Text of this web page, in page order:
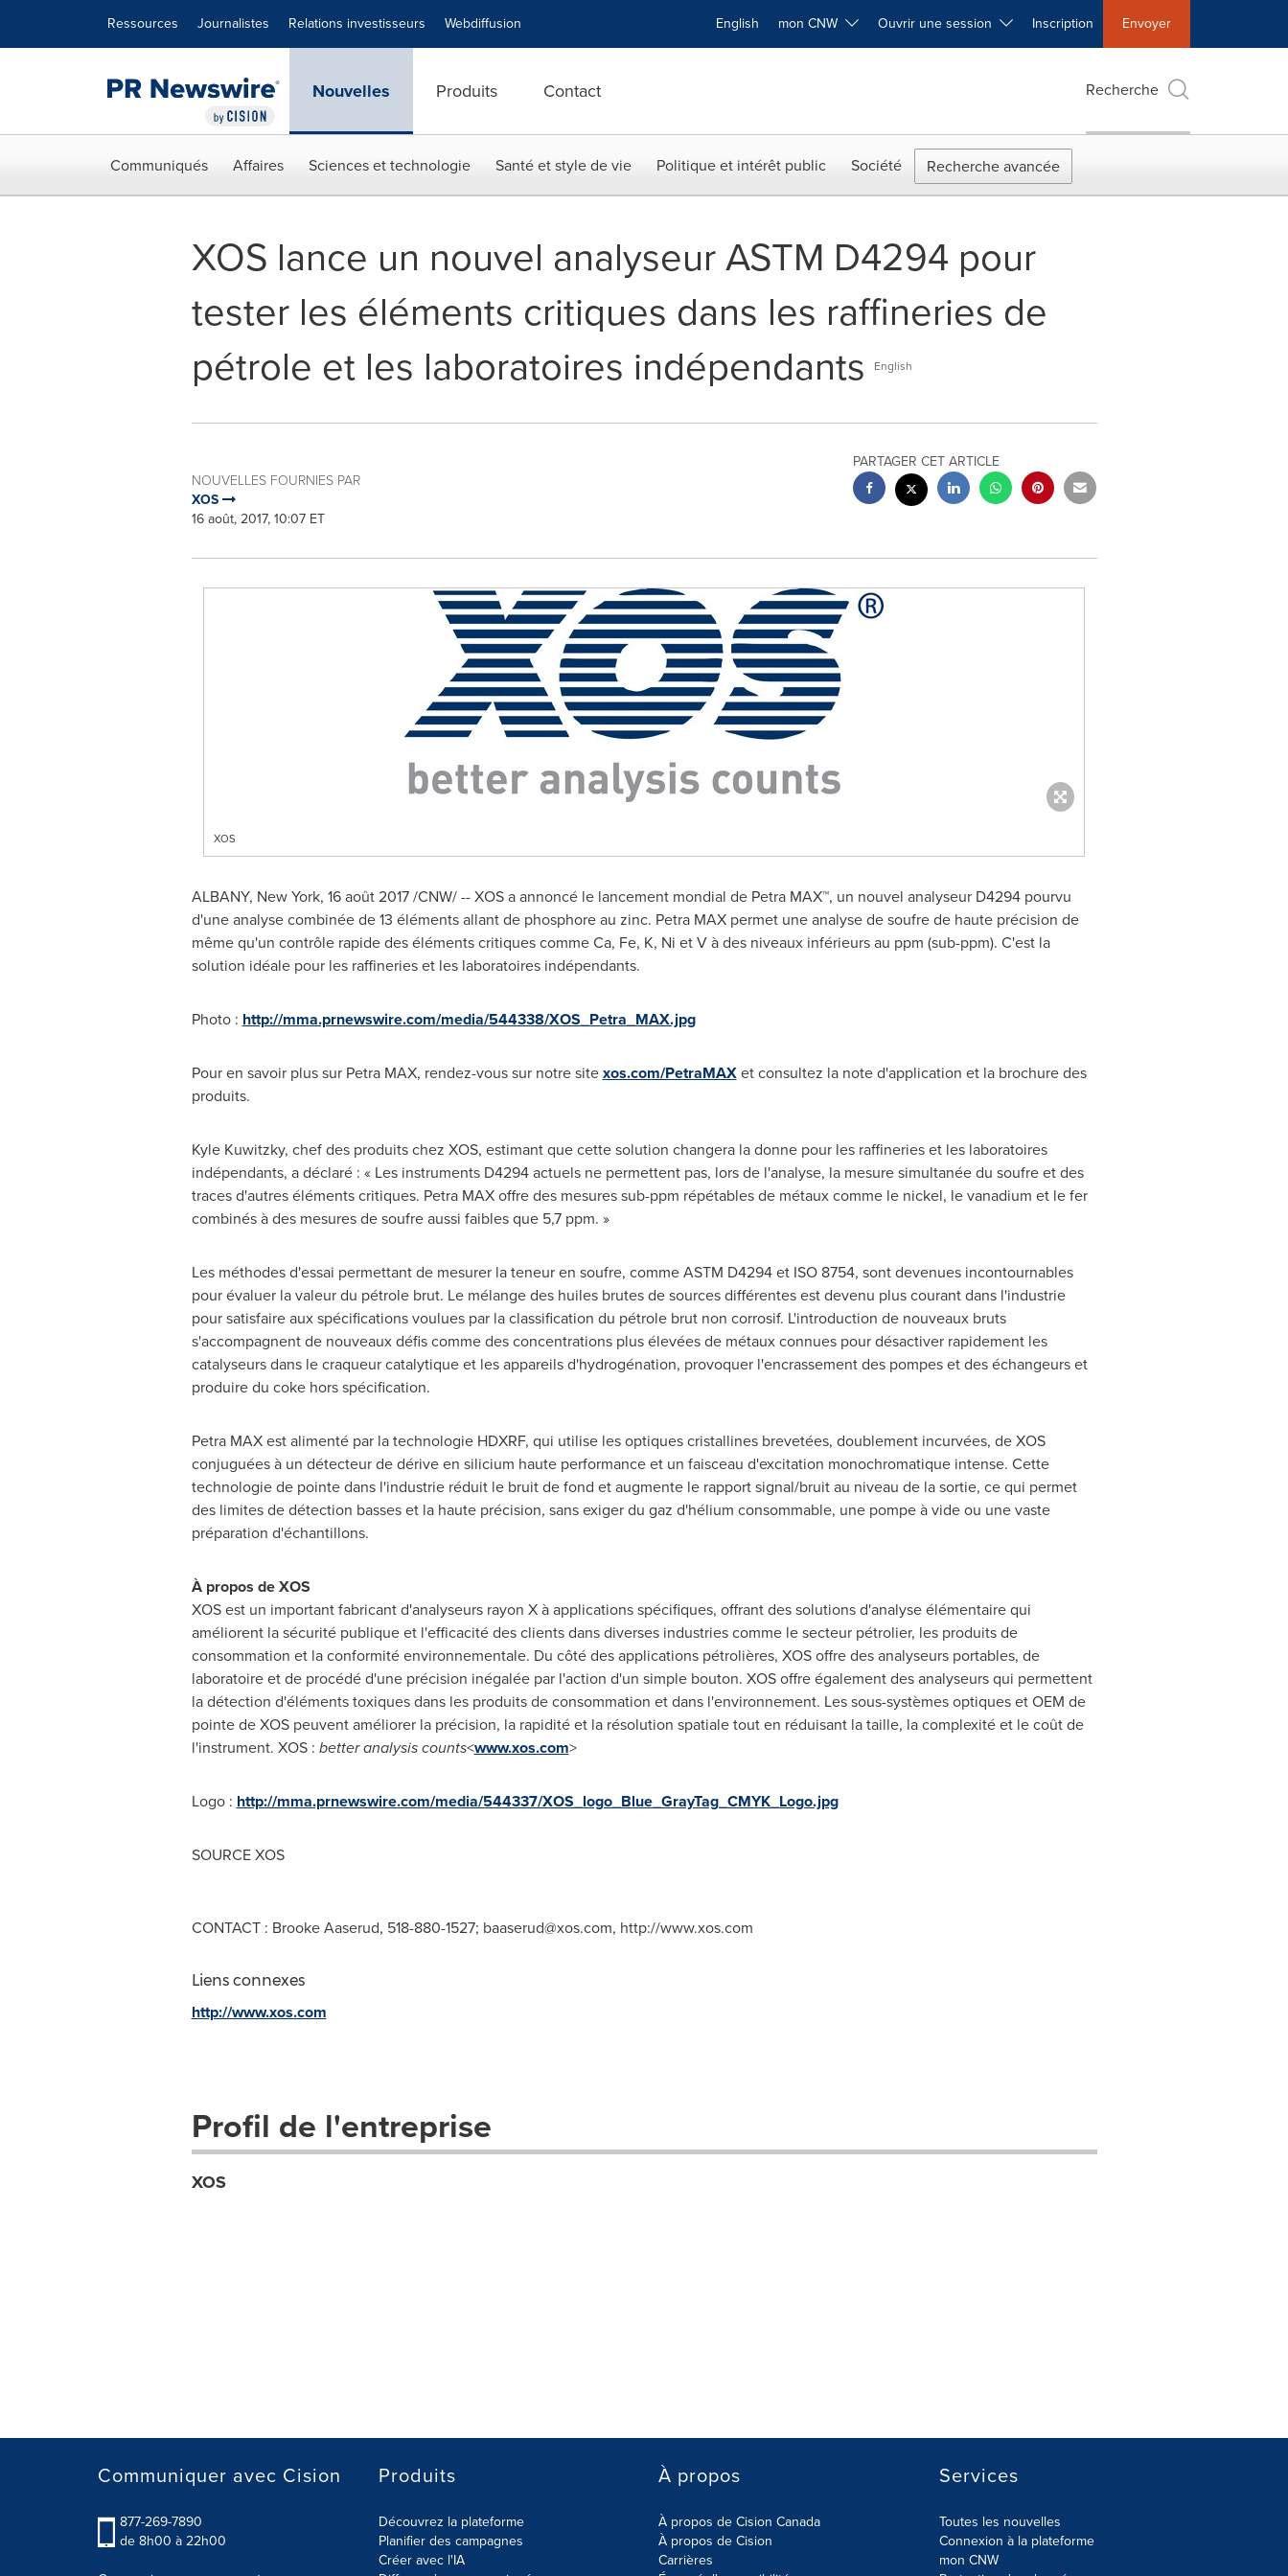
Ressources Journalistes Relations investisseurs Webdiffusion English mon CNW Ouvrir une session Inscription Envoyer
Nouvelles Produits Contact Recherche
Communiqués Affaires Sciences et technologie Santé et style de vie Politique et intérêt public Société Recherche avancée
XOS lance un nouvel analyseur ASTM D4294 pour
tester les éléments critiques dans les raffineries de
pétrole et les laboratoires indépendants
English
NOUVELLES FOURNIES PAR
XOS
16 août, 2017, 10:07 ET
PARTAGER CET ARTICLE
XOS
ALBANY, New York, 16 août 2017 /CNW/ -- XOS a annoncé le lancement mondial de Petra MAX™, un nouvel analyseur D4294 pourvu
d'une analyse combinée de 13 éléments allant de phosphore au zinc. Petra MAX permet une analyse de soufre de haute précision de
même qu'un contrôle rapide des éléments critiques comme Ca, Fe, K, Ni et V à des niveaux inférieurs au ppm (sub-ppm). C'est la
solution idéale pour les raffineries et les laboratoires indépendants.
Photo : http://mma.prnewswire.com/media/544338/XOS_Petra_MAX.jpg
Pour en savoir plus sur Petra MAX, rendez-vous sur notre sitexos.com/PetraMAXet consultez la note d'application et la brochure des
produits.
Kyle Kuwitzky, chef des produits chez XOS, estimant que cette solution changera la donne pour les raffineries et les laboratoires
indépendants, a déclaré : « Les instruments D4294 actuels ne permettent pas, lors de l'analyse, la mesure simultanée du soufre et des
traces d'autres éléments critiques. Petra MAX offre des mesures sub-ppm répétables de métaux comme le nickel, le vanadium et le fer
combinés à des mesures de soufre aussi faibles que 5,7 ppm. »
Les méthodes d'essai permettant de mesurer lateneuren soufre, comme ASTM D4294 et ISO 8754, sont devenues incontournables
pour évaluer la valeur du pétrole brut. Le mélange des huiles brutes de sources différentes est devenu plus courant dans l'industrie
pour satisfaire aux spécifications voulues par la classification du pétrole brut non corrosif. L'introduction de nouveaux bruts
s'accompagnent de nouveaux défis comme des concentrations plus élevées de métaux connues pour désactiver rapidement les
catalyseurs dans le craqueur catalytique et les appareils d'hydrogénation, provoquer l'encrassement des pompes et des échangeurs et
produire du coke hors spécification.
Petra MAX est alimenté par la technologie HDXRF, qui utilise les optiques cristallines brevetées, doublement incurvées, de XOS
conjuguées à un détecteur de dérive en silicium haute performance et un faisceau d'excitation monochromatique intense. Cette
technologie de pointe dans l'industrie réduit le bruit de fond et augmente le rapport signal/bruit au niveau de la sortie, ce qui permet
des limites de détection basses et la haute précision, sans exiger du gaz d'hélium consommable, une pompe à vide ou une vaste
préparation d'échantillons.
À propos de XOS
XOS est un important fabricant d'analyseurs rayon X à applications spécifiques, offrant des solutions d'analyse élémentaire qui
améliorent la sécurité publique et l'efficacité des clients dans diverses industries comme le secteur pétrolier, les produits de
consommation et la conformité environnementale. Du côté des applications pétrolières, XOS offre des analyseurs portables, de
laboratoire et de procédé d'une précision inégalée par l'action d'un simple bouton. XOS offre également des analyseurs qui permettent
la détection d'éléments toxiques dans les produits de consommation et dans l'environnement. Les sous-systèmes optiques et OEM de
pointe de XOS peuvent améliorer la précision, la rapidité et la résolution spatiale tout en réduisant la taille, la complexité et le coût de
l'instrument. XOS : better analysis counts<www.xos.com>
Logo : http://mma.prnewswire.com/media/544337/XOS_logo_Blue_GrayTag_CMYK_Logo.jpg
SOURCE XOS
CONTACT : Brooke Aaserud, 518-880-1527; baaserud@xos.com, http://www.xos.com
Liens connexes
http://www.xos.com
Profil de l'entreprise
XOS
Communiquer avec Cision
877-269-7890
de 8h00 à 22h00
Produits
Découvrez la plateforme
Planifier des campagnes
Créer avec l'IA
À propos
À propos de Cision Canada
À propos de Cision
Carrières
Services
Toutes les nouvelles
Connexion à la plateforme
mon CNW